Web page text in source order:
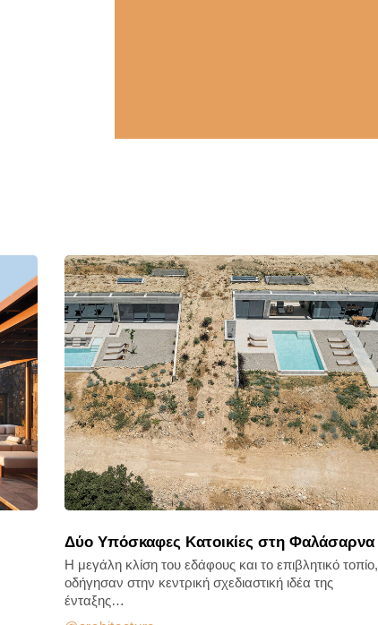
Δύο Υπόσκαφες Κατοικίες στη Φαλάσαρνα
Η μεγάλη κλίση του εδάφους και το επιβλητικό τοπίο,
οδήγησαν στην κεντρική σχεδιαστική ιδέα της
ένταξης…